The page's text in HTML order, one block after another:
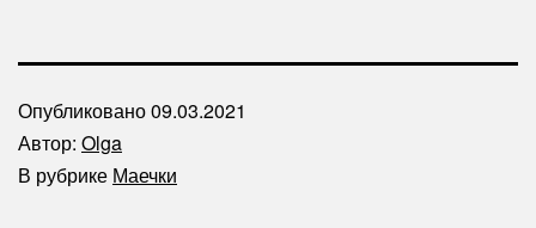
Опубликовано09.03.2021
Автор: Olga
В рубрике Маечки